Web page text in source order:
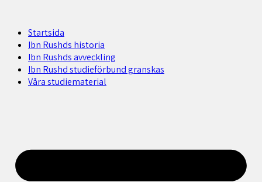
Startsida
Ibn Rushds historia
Ibn Rushds avveckling
Ibn Rushd studieförbund granskas​
Våra studiematerial